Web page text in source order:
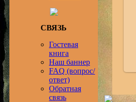
СВЯЗЬ
Гостевая
книга
Наш баннер
FAQ (вопрос/
ответ)
Обратная
связь